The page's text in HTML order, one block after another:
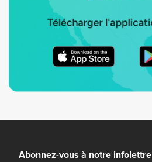
Abonnez-vous à notre infolettre